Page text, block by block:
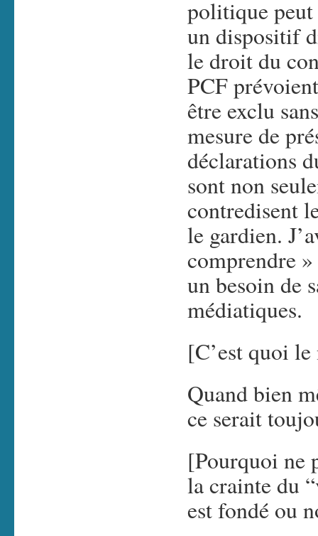
politique
un dispositif
le droit du
PCF
être exclu
mesure de
déclarations
sont non
contredisent
le gardien.
comprendre
un besoin de
médiatiques.
[C’est quoi
Quand bien
ce serait
[Pourquoi ne
la crainte du
est fondé ou